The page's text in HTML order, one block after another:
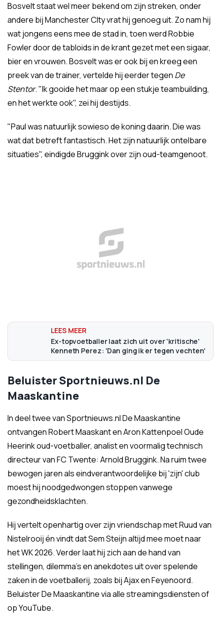
Bosvelt staat wel meer bekend om zijn streken, onder
andere bij Manchester CIty vrat hij genoeg uit. Zo nam hij
wat jongens eens mee de stad in, toen werd Robbie
Fowler door de tabloids in de krant gezet met een sigaar,
bier en vrouwen. Bosvelt was er ook bij en kreeg een
preek van de trainer, vertelde hij eerder tegen De
Stentor. "Ik gooide het maar op een stukje teambuilding,
en het werkte ook", zei hij destijds.
"Paul was natuurlijk sowieso de koning daarin. Die was
wat dat betreft fantastisch. Het zijn natuurlijk ontelbare
situaties", eindigde Bruggink over zijn oud-teamgenoot.
Ex-topvoetballer laat zich uit over 'kritische'
Kenneth Perez: 'Dan ging ik er tegen vechten'
Beluister Sportnieuws.nl De
Maaskantine
In deel twee van Sportnieuws.nl De Maaskantine
ontvangen Robert Maaskant en Aron Kattenpoel Oude
Heerink oud-voetballer, analist en voormalig technisch
directeur van FC Twente: Arnold Bruggink. Na ruim twee
bewogen jaren als eindverantwoordelijke bij 'zijn' club
moest hij noodgedwongen stoppen vanwege
gezondheidsklachten.
Hij vertelt openhartig over zijn vriendschap met Ruud van
Nistelrooij én vindt dat Sem Steijn altijd mee moet naar
het WK 2026. Verder laat hij zich aan de hand van
stellingen, dilemma's en anekdotes uit over spelende
zaken in de voetballerij, zoals bij Ajax en Feyenoord.
Beluister De Maaskantine via alle streamingsdiensten of
op YouTube.